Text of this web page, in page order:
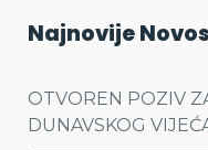
Najnovije
OTVOREN POZIV
DUNAVSKOG